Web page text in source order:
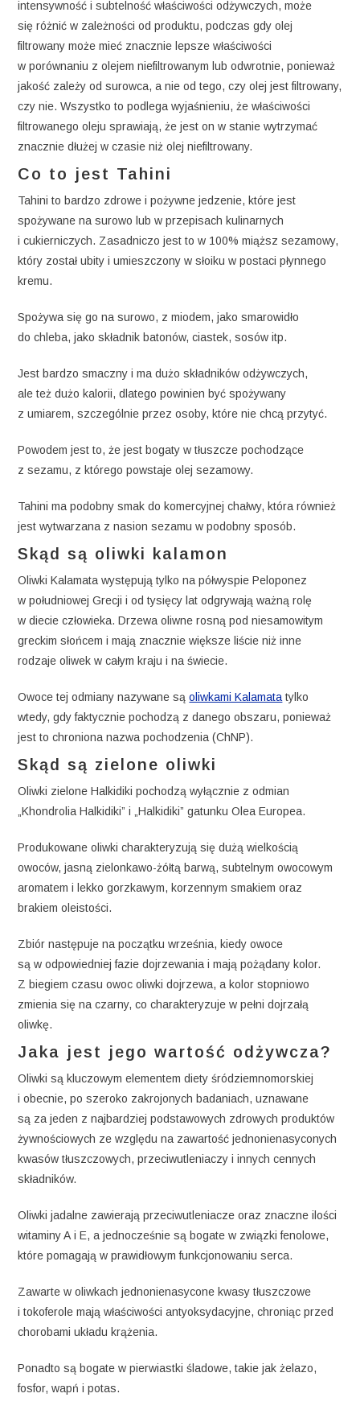
intensywność i subtelność właściwości odżywczych, może
się różnić w zależności od produktu, podczas gdy olej
filtrowany może mieć znacznie lepsze właściwości
w porównaniu z olejem niefiltrowanym lub odwrotnie, ponieważ
jakość zależy od surowca, a nie od tego, czy olej jest filtrowany,
czy nie. Wszystko to podlega wyjaśnieniu, że właściwości
filtrowanego oleju sprawiają, że jest on w stanie wytrzymać
znacznie dłużej w czasie niż olej niefiltrowany.
Co to jest Tahini
Tahini to bardzo zdrowe i pożywne jedzenie, które jest
spożywane na surowo lub w przepisach kulinarnych
i cukierniczych. Zasadniczo jest to w 100% miąższ sezamowy,
który został ubity i umieszczony w słoiku w postaci płynnego
kremu.
Spożywa się go na surowo, z miodem, jako smarowidło
do chleba, jako składnik batonów, ciastek, sosów itp.
Jest bardzo smaczny i ma dużo składników odżywczych,
ale też dużo kalorii, dlatego powinien być spożywany
z umiarem, szczególnie przez osoby, które nie chcą przytyć.
Powodem jest to, że jest bogaty w tłuszcze pochodzące
z sezamu, z którego powstaje olej sezamowy.
Tahini ma podobny smak do komercyjnej chałwy, która również
jest wytwarzana z nasion sezamu w podobny sposób.
Skąd są oliwki kalamon
Oliwki Kalamata występują tylko na półwyspie Peloponez
w południowej Grecji i od tysięcy lat odgrywają ważną rolę
w diecie człowieka. Drzewa oliwne rosną pod niesamowitym
greckim słońcem i mają znacznie większe liście niż inne
rodzaje oliwek w całym kraju i na świecie.
Owoce tej odmiany nazywane sąoliwkami Kalamata tylko
wtedy, gdy faktycznie pochodzą z danego obszaru, ponieważ
jest to chroniona nazwa pochodzenia (ChNP).
Skąd są zielone oliwki
Oliwki zielone Halkidiki pochodzą wyłącznie z odmian
„Khondrolia Halkidiki” i „Halkidiki” gatunku Olea Europea.
Produkowane oliwki charakteryzują się dużą wielkością
owoców, jasną zielonkawo-żółtą barwą, subtelnym owocowym
aromatem i lekko gorzkawym, korzennym smakiem oraz
brakiem oleistości.
Zbiór następuje na początku września, kiedy owoce
są w odpowiedniej fazie dojrzewania i mają pożądany kolor.
Z biegiem czasu owoc oliwki dojrzewa, a kolor stopniowo
zmienia się na czarny, co charakteryzuje w pełni dojrzałą
oliwkę.
Jaka jest jego wartość odżywcza?
Oliwki są kluczowym elementem diety śródziemnomorskiej
i obecnie, po szeroko zakrojonych badaniach, uznawane
są za jeden z najbardziej podstawowych zdrowych produktów
żywnościowych ze względu na zawartość jednonienasyconych
kwasów tłuszczowych, przeciwutleniaczy i innych cennych
składników.
Oliwki jadalne zawierają przeciwutleniacze oraz znaczne ilości
witaminy A i E, a jednocześnie są bogate w związki fenolowe,
które pomagają w prawidłowym funkcjonowaniu serca.
Zawarte w oliwkach jednonienasycone kwasy tłuszczowe
i tokoferole mają właściwości antyoksydacyjne, chroniąc przed
chorobami układu krążenia.
Ponadto są bogate w pierwiastki śladowe, takie jak żelazo,
fosfor, wapń i potas.